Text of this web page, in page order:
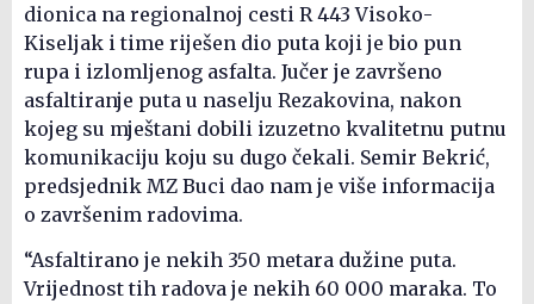
dionica na regionalnoj cesti R 443 Visoko-
Kiseljak i time riješen dio puta koji je bio pun
rupa i izlomljenog asfalta. Jučer je završeno
asfaltiranje puta u naselju Rezakovina, nakon
kojeg su mještani dobili izuzetno kvalitetnu putnu
komunikaciju koju su dugo čekali. Semir Bekrić,
predsjednik MZ Buci dao nam je više informacija
o završenim radovima.
“Asfaltirano je nekih 350 metara dužine puta.
Vrijednost tih radova je nekih 60 000 maraka. To